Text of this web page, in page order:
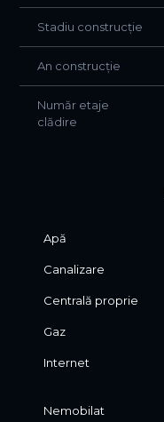
Stadiu construcție
An construcție
Număr etaje
clădire
Apă
Canalizare
Centrală proprie
Gaz
Internet
Nemobilat